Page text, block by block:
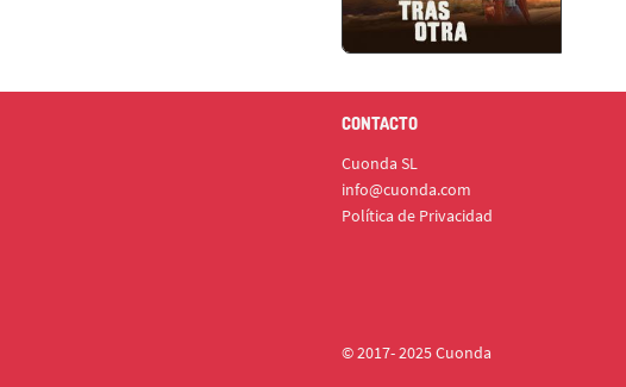
CONTACTO
Cuonda SL
info@cuonda.com
Política de Privacidad
© 2017- 2025 Cuonda